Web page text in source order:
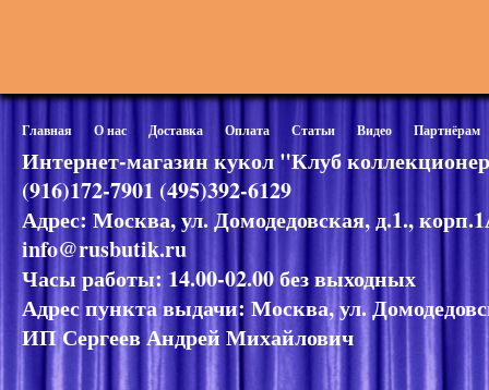
Главная О нас Доставка Оплата Статьи Видео Партнёрам
Интернет-магазин кукол "Клуб
(916)172-7901 (495)392-6129
Адрес: Москва, ул. Домодедовская, д.1.,
info@rusbutik.ru
Часы работы: 14.00-02.00 без выходных
Адрес пункта выдачи: Москва, ул.
ИП Сергеев Андрей Михайлович